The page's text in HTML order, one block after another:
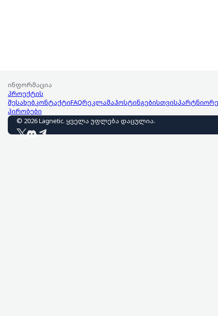
ინფორმაცია
პროექტის
შესახებკონტაქტიFAQრეკლამაჰოსტინგებისთვის
პირობები
© 2026Lagnetic. ყველა უფლება დაცულია.